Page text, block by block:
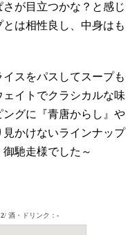
が目立つかな？と感じ
は相性良し、中身はも
スをパスしてスープも
イトでクラシカルな味
グに『青唐からし』や
見かけないラインナップ
馳走様でした～